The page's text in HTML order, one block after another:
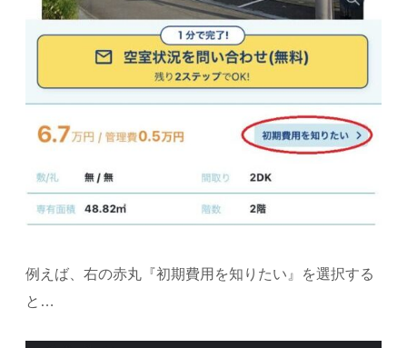
例えば、右の赤丸『初期費用を知りたい』を選択する
と…